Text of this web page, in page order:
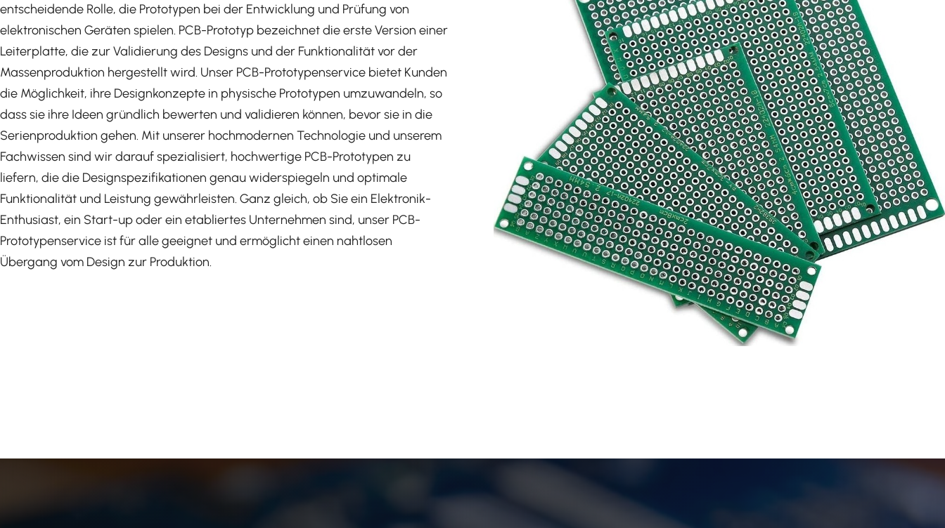
entscheidende Rolle, die Prototypen bei der Entwicklung und Prüfung von
elektronischen Geräten spielen. PCB-Prototyp bezeichnet die erste Version einer
Leiterplatte, die zur Validierung des Designs und der Funktionalität vor der
Massenproduktion hergestellt wird. Unser PCB-Prototypenservice bietet Kunden
die Möglichkeit, ihre Designkonzepte in physische Prototypen umzuwandeln, so
dass sie ihre Ideen gründlich bewerten und validieren können, bevor sie in die
Serienproduktion gehen. Mit unserer hochmodernen Technologie und unserem
Fachwissen sind wir darauf spezialisiert, hochwertige PCB-Prototypen zu
liefern, die die Designspezifikationen genau widerspiegeln und optimale
Funktionalität und Leistung gewährleisten. Ganz gleich, ob Sie ein Elektronik-
Enthusiast, ein Start-up oder ein etabliertes Unternehmen sind, unser PCB-
Prototypenservice ist für alle geeignet und ermöglicht einen nahtlosen
Übergang vom Design zur Produktion.